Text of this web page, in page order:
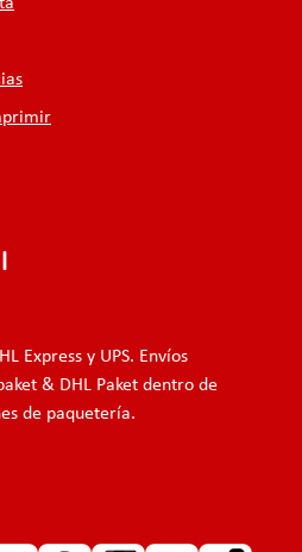
Express y UPS. Envíos
& DHL Paket dentro de
de paquetería.